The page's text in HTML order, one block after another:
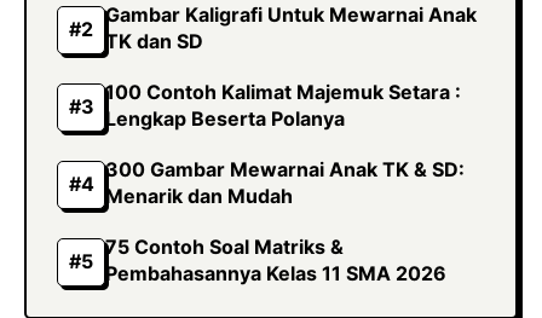
Gambar Kaligrafi Untuk Mewarnai Anak
TK dan SD
100 Contoh Kalimat Majemuk Setara :
Lengkap Beserta Polanya
300 Gambar Mewarnai Anak TK & SD:
Menarik dan Mudah
75 Contoh Soal Matriks &
Pembahasannya Kelas 11 SMA 2026